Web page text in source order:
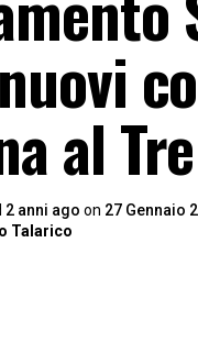
al
2 anni ago on 27 Gennaio
Talarico